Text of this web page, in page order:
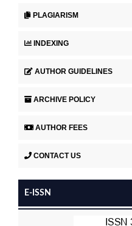
PLAGIARISM
INDEXING
AUTHOR GUIDELINES
ARCHIVE POLICY
AUTHOR FEES
CONTACT US
E-ISSN